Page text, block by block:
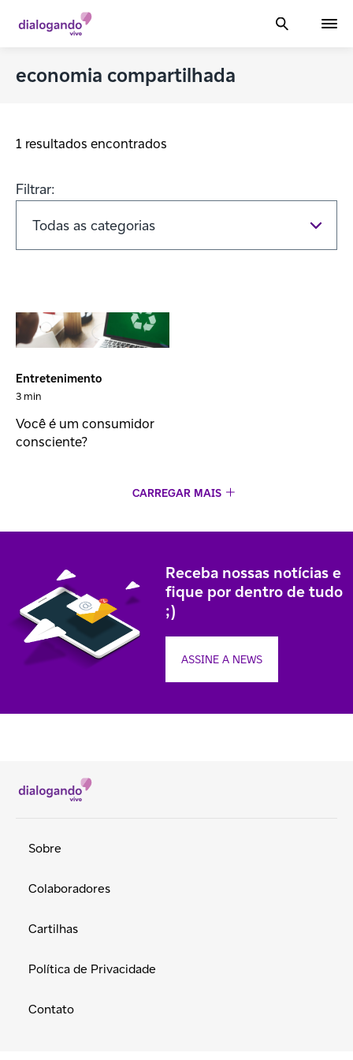
economia compartilhada
1 resultados encontrados
Filtrar:
Entretenimento
3 min
Você é um consumidor
consciente?
CARREGAR MAIS
Receba nossas notícias e
fique por dentro de tudo
;)
ASSINE A NEWS
Sobre
Colaboradores
Cartilhas
Política de Privacidade
Contato